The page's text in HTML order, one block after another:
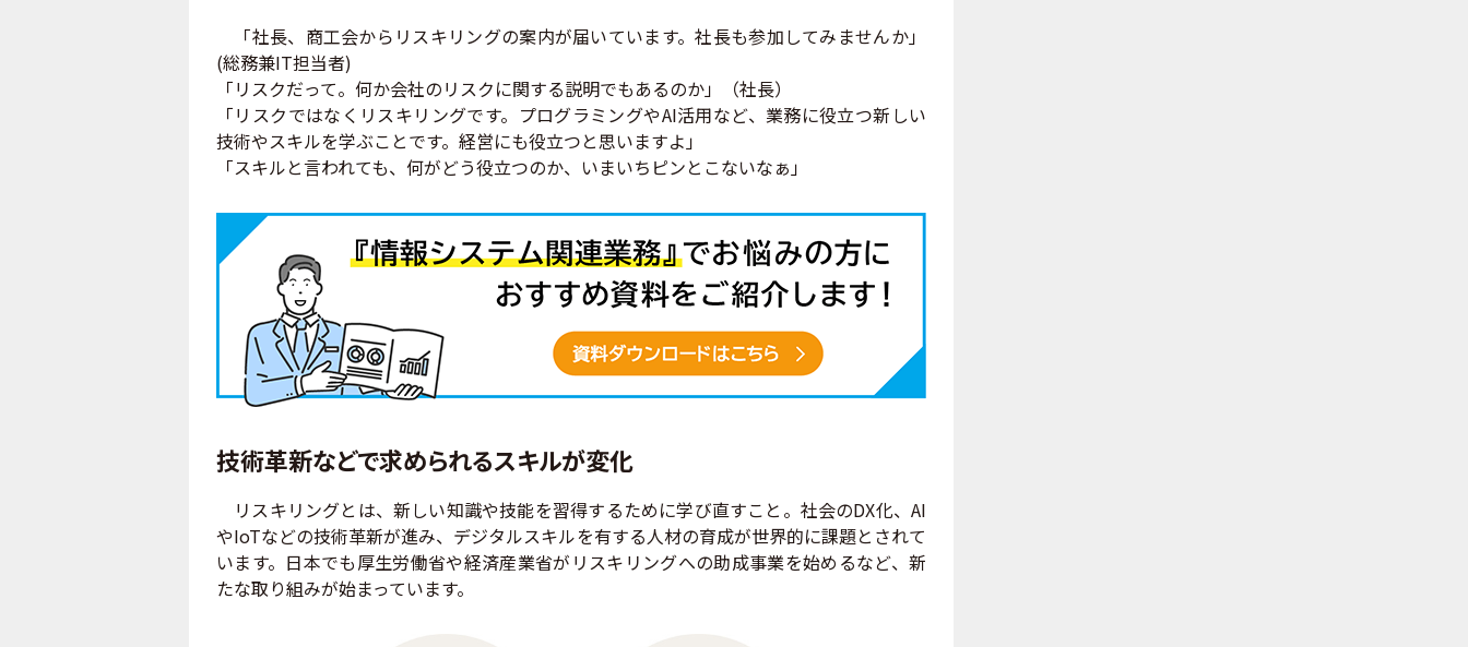
「社長、商工会からリスキリングの案内が届いています。社長も参加してみませんか」
(総務兼IT担当者)
「リスクだって。何か会社のリスクに関する説明でもあるのか」（社長）
「リスクではなくリスキリングです。プログラミングやAI活用など、業務に役立つ新しい
技術やスキルを学ぶことです。経営にも役立つと思いますよ」
「スキルと言われても、何がどう役立つのか、いまいちピンとこないなぁ」
技術革新などで求められるスキルが変化
リスキリングとは、新しい知識や技能を習得するために学び直すこと。社会のDX化、AI
やIoTなどの技術革新が進み、デジタルスキルを有する人材の育成が世界的に課題とされて
います。日本でも厚生労働省や経済産業省がリスキリングへの助成事業を始めるなど、新
たな取り組みが始まっています。